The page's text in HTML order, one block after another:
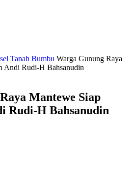
Tanah Bumbu Warga Gunung Raya
Andi Rudi-H Bahsanudin
Mantewe Siap
Rudi-H Bahsanudin